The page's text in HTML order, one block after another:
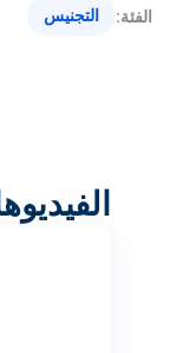
الفئة: التجنيس